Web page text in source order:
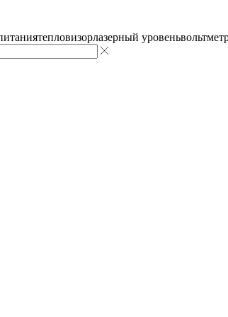
тепловизорлазерный уровень